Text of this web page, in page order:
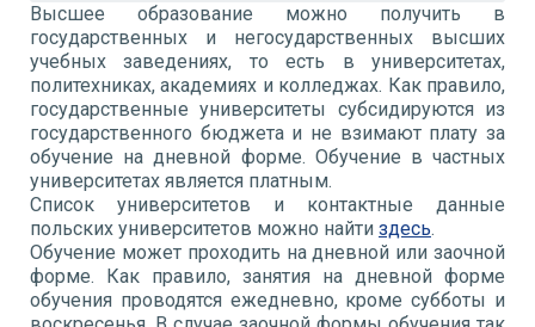
Высшее образование можно получить в
государственных и негосударственных высших
учебных заведениях, то есть в университетах,
политехниках, академиях и колледжах. Как правило,
государственные университеты субсидируются из
государственного бюджета и не взимают плату за
обучение на дневной форме. Обучение в частных
университетах является платным.
Список университетов и контактные данные
польских университетов можно найти здесь.
Обучение может проходить на дневной или заочной
форме. Как правило, занятия на дневной форме
обучения проводятся ежедневно, кроме субботы и